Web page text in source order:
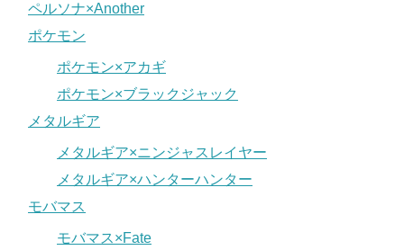
ペルソナ×Another
ポケモン
ポケモン×アカギ
ポケモン×ブラックジャック
メタルギア
メタルギア×ニンジャスレイヤー
メタルギア×ハンターハンター
モバマス
モバマス×Fate